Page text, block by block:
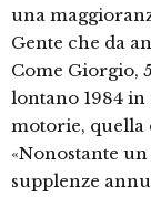
una
Gente che da
Come Giorgio,
lontano 1984 in
motorie, quella
«Nonostante
supplenze